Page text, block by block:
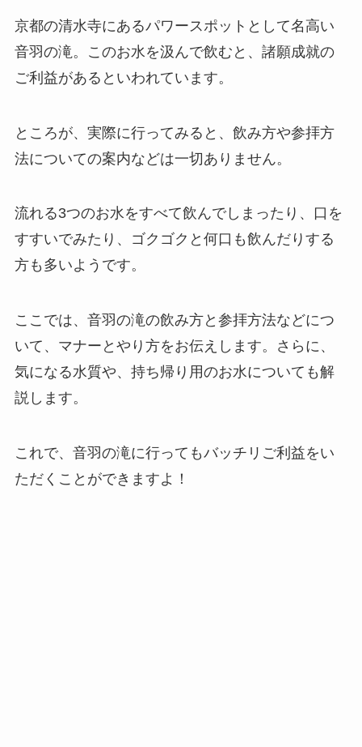
京都の清水寺にあるパワースポットとして名高い
音羽の滝。このお水を汲んで飲むと、諸願成就の
ご利益があるといわれています。
ところが、実際に行ってみると、飲み方や参拝方
法についての案内などは一切ありません。
流れる3つのお水をすべて飲んでしまったり、口を
すすいでみたり、ゴクゴクと何口も飲んだりする
方も多いようです。
ここでは、音羽の滝の飲み方と参拝方法などにつ
いて、マナーとやり方をお伝えします。さらに、
気になる水質や、持ち帰り用のお水についても解
説します。
これで、音羽の滝に行ってもバッチリご利益をい
ただくことができますよ！